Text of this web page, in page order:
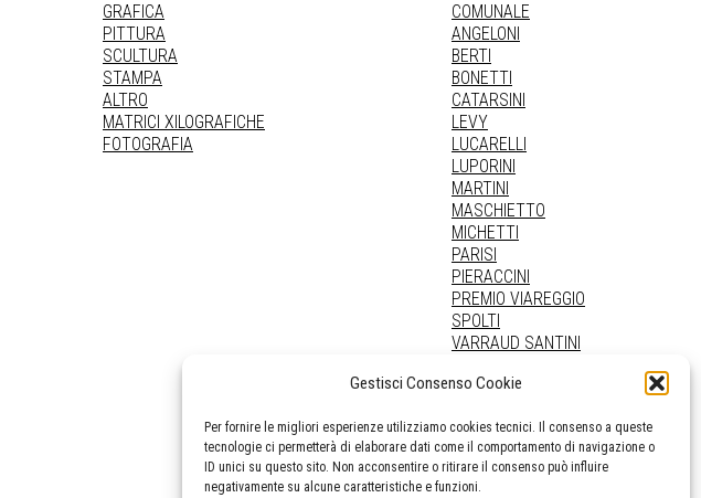
Gestisci Consenso Cookie
Per fornire le migliori esperienze utilizziamo cookies tecnici. Il consenso a queste
tecnologie ci permetterà di elaborare dati come il comportamento di navigazione o
ID unici su questo sito. Non acconsentire o ritirare il consenso può influire
negativamente su alcune caratteristiche e funzioni.
GRAFICA
PITTURA
SCULTURA
STAMPA
ALTRO
MATRICI XILOGRAFICHE
FOTOGRAFIA
COMUNALE
ANGELONI
BERTI
BONETTI
CATARSINI
LEVY
LUCARELLI
LUPORINI
MARTINI
MASCHIETTO
MICHETTI
PARISI
PIERACCINI
PREMIO VIAREGGIO
SPOLTI
VARRAUD SANTINI